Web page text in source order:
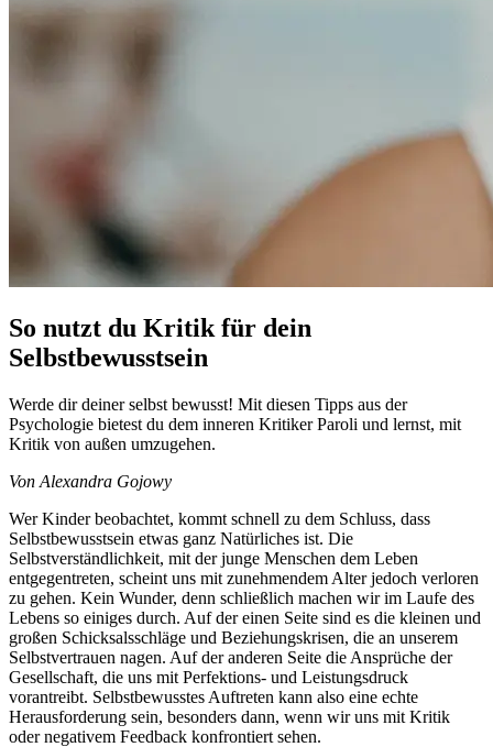
So nutzt du Kritik für dein
Selbstbewusstsein
Werde dir deiner selbst bewusst! Mit diesen Tipps aus der
Psychologie bietest du dem inneren Kritiker Paroli und lernst, mit
Kritik von außen umzugehen.
Von Alexandra Gojowy
Wer Kinder beobachtet, kommt schnell zu dem Schluss, dass
Selbstbewusstsein etwas ganz Natürliches ist. Die
Selbstverständlichkeit, mit der junge Menschen dem Leben
entgegentreten, scheint uns mit zunehmendem Alter jedoch verloren
zu gehen. Kein Wunder, denn schließlich machen wir im Laufe des
Lebens so einiges durch. Auf der einen Seite sind es die kleinen und
großen Schicksalsschläge und Beziehungskrisen, die an unserem
Selbstvertrauen nagen. Auf der anderen Seite die Ansprüche der
Gesellschaft, die uns mit Perfektions- und Leistungsdruck
vorantreibt. Selbstbewusstes Auftreten kann also eine echte
Herausforderung sein, besonders dann, wenn wir uns mit Kritik
oder negativem Feedback konfrontiert sehen.